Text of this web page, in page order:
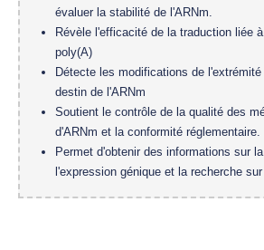
évaluer la stabilité de l'ARNm.
Révèle l'efficacité de la traduction liée
poly(A)
Détecte les modifications de
destin de l'ARNm
Soutient le contrôle de la qualité des
d'ARNm et la conformité réglementaire.
Permet d'obtenir des informations sur
l'expression génique et la recherche